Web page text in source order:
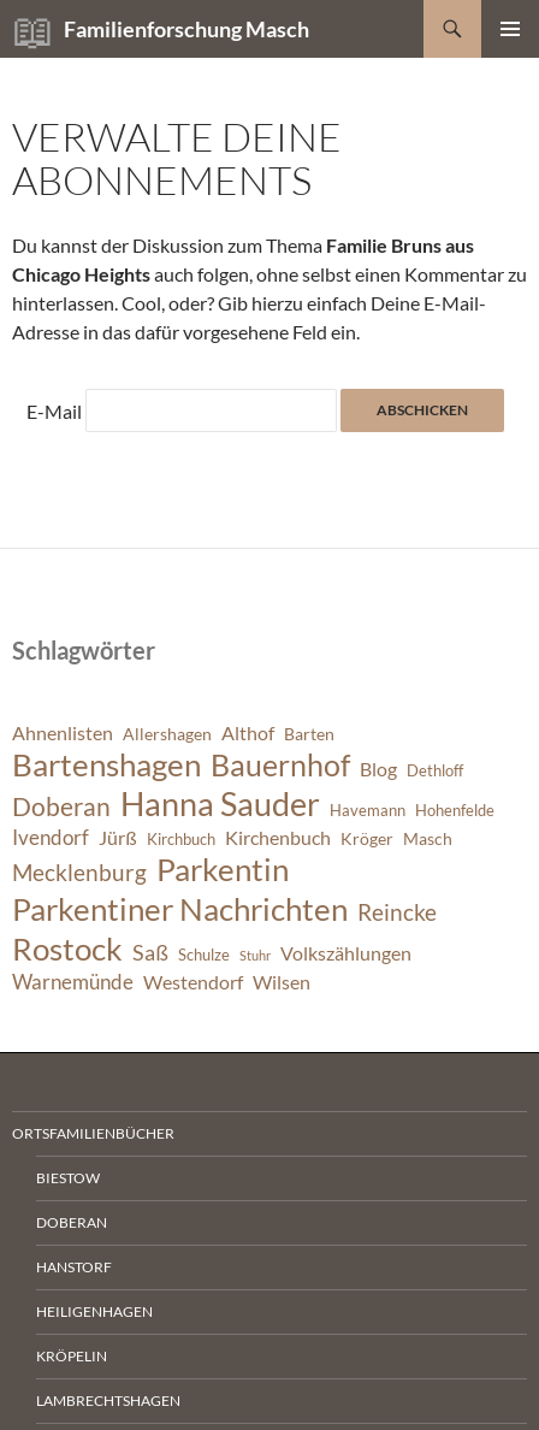
Zum
Inhalt
Familienforschung Masch
Suchen
VERWALTE DEINE
ABONNEMENTS
Du kannst der Diskussion zum Thema Familie Bruns aus
Chicago Heightsauch folgen, ohne selbst einen Kommentar zu
hinterlassen. Cool, oder? Gib hierzu einfach Deine E-Mail-
Adresse in das dafür vorgesehene Feld ein.
E-Mail
Schlagwörter
Ahnenlisten Allershagen Althof Barten
Bartenshagen Bauernhof Blog Dethloff
Doberan Hanna Sauder Havemann Hohenfelde
Ivendorf Jürß Kirchbuch Kirchenbuch Kröger Masch
Mecklenburg Parkentin
Parkentiner Nachrichten Reincke
Rostock Saß Schulze Stuhr Volkszählungen
Warnemünde Westendorf Wilsen
ORTSFAMILIENBÜCHER
BIESTOW
DOBERAN
HANSTORF
HEILIGENHAGEN
KRÖPELIN
LAMBRECHTSHAGEN